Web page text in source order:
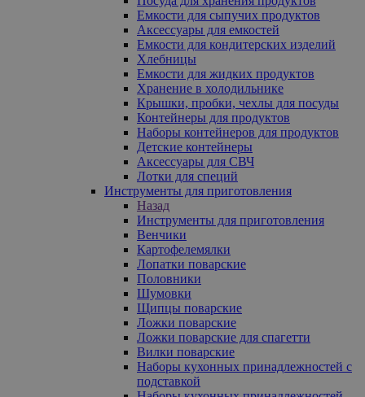
Емкости для сыпучих продуктов
Аксессуары для емкостей
Емкости для кондитерских изделий
Хлебницы
Емкости для жидких продуктов
Хранение в холодильнике
Крышки, пробки, чехлы для посуды
Контейнеры для продуктов
Наборы контейнеров для продуктов
Детские контейнеры
Аксессуары для СВЧ
Лотки для специй
Инструменты для приготовления
Назад
Инструменты для приготовления
Венчики
Картофелемялки
Лопатки поварские
Половники
Шумовки
Щипцы поварские
Ложки поварские
Ложки поварские для спагетти
Вилки поварские
Наборы кухонных принадлежностей с
подставкой